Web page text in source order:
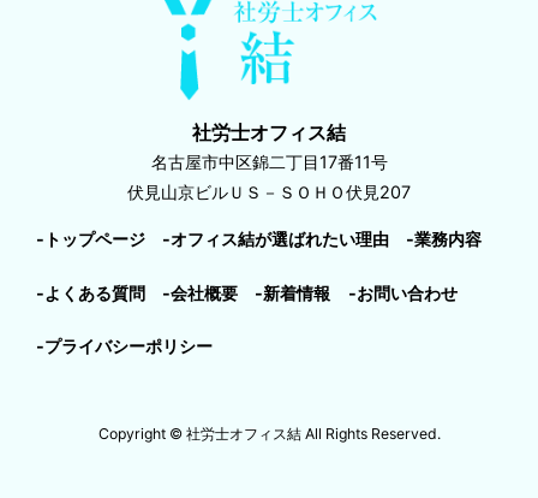
社労士オフィス結
名古屋市中区錦二丁目17番11号
伏見山京ビルＵＳ－ＳＯＨＯ伏見207
-トップページ -オフィス結が選ばれたい理由 -業務内容
-よくある質問 -会社概要 -新着情報 -お問い合わせ
-プライバシーポリシー
Copyright © 社労士オフィス結 All Rights Reserved.